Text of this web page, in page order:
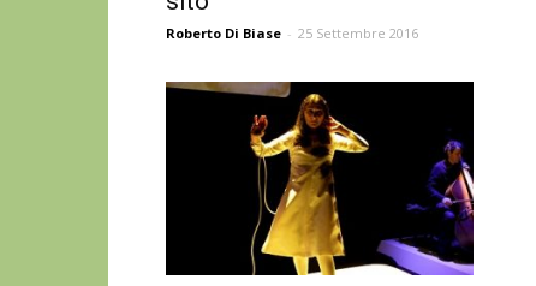
Roberto Di Biase - 25 Settembre 2016